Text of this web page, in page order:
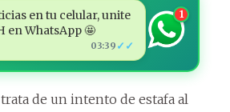
en tu celular, unite
en WhatsApp 🤩
03:39 ✓✓
1
de un intento de estafa al